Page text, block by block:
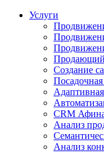
Услуги
Продающий
Создание
CRM
Анализ
Анализ